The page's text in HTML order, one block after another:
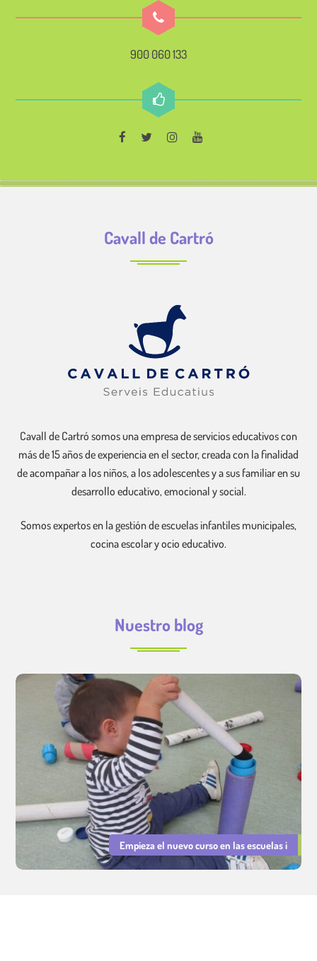
900 060 133
Cavall de Cartró
Cavall de Cartró somos una empresa de servicios educativos con
más de 15 años de experiencia en el sector, creada con la finalidad
de acompañar a los niños, a los adolescentes y a sus familiar en su
desarrollo educativo, emocional y social.
Somos expertos en la gestión de escuelas infantiles municipales,
cocina escolar y ocio educativo.
Nuestro blog
Empieza el nuevo curso en las escuelas i